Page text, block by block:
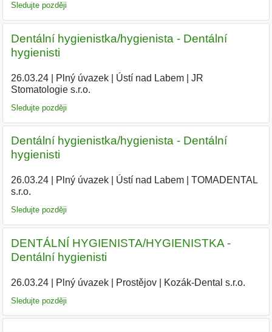
Sledujte později
Dentální hygienistka/hygienista - Dentální
hygienisti
26.03.24| Plný úvazek| Ústí nad Labem|
JR
Stomatologie s.r.o.
Sledujte později
Dentální hygienistka/hygienista - Dentální
hygienisti
26.03.24| Plný úvazek| Ústí nad Labem|
TOMADENTAL
s.r.o.
Sledujte později
DENTÁLNÍ HYGIENISTA/HYGIENISTKA -
Dentální hygienisti
26.03.24| Plný úvazek| Prostějov| Kozák-Dental s.r.o.
Sledujte později